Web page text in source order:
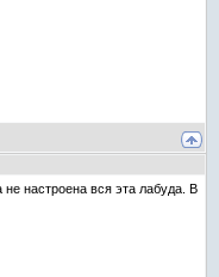
настроена вся эта лабуда. В